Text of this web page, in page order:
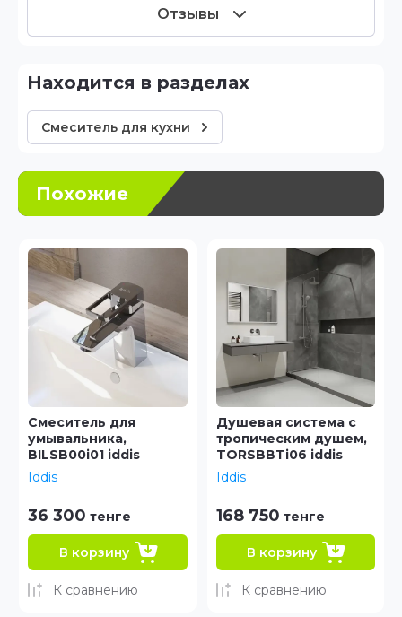
Отзывы
Находится в разделах
Смеситель для кухни
Похожие
Смеситель для
умывальника,
BILSB00i01 iddis
Iddis
36 300 тенге
В корзину
К сравнению
Душевая система с
тропическим душем,
TORSBBTi06 iddis
Iddis
168 750 тенге
В корзину
К сравнению